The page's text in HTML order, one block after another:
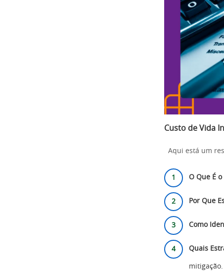
Custo de Vida
Aqui está um
O Que É
Por Que
Como
Quais
mitigação.